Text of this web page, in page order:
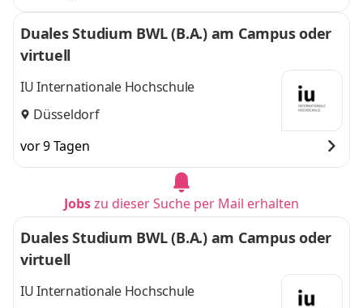
Duales Studium BWL (B.A.) am Campus oder
virtuell
IU Internationale Hochschule
Düsseldorf
vor 9 Tagen
Jobszu dieser Suche per Mail erhalten
Duales Studium BWL (B.A.) am Campus oder
virtuell
IU Internationale Hochschule